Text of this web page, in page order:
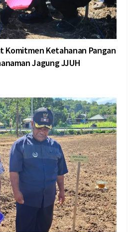
Komitmen Ketahanan Pangan
Jagung JJUH